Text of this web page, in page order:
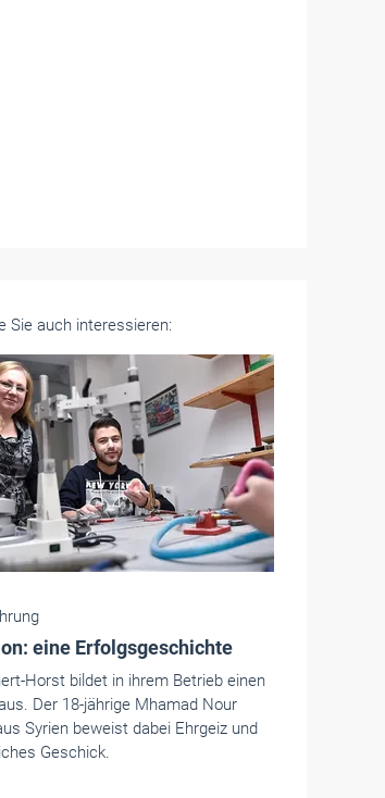
Sie auch interessieren:
in Deutschland -
veräußert Hubstapler
(HWK) Dortmund sucht
für einen elektrischen
der Marke Linde Typ 324 (E12) aus